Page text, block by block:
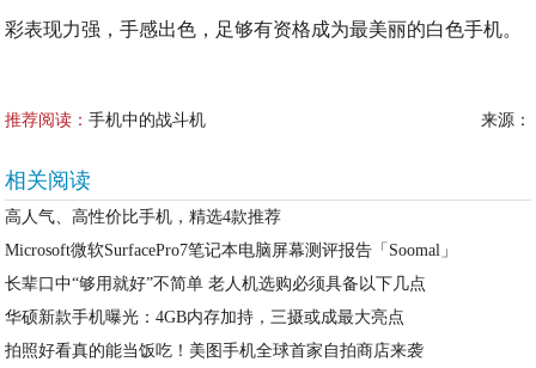
彩表现力强，手感出色，足够有资格成为最美丽的白色手机。
推荐阅读：手机中的战斗机 来源：
相关阅读
高人气、高性价比手机，精选4款推荐
Microsoft微软SurfacePro7笔记本电脑屏幕测评报告「Soomal」
长辈口中“够用就好”不简单 老人机选购必须具备以下几点
华硕新款手机曝光：4GB内存加持，三摄或成最大亮点
拍照好看真的能当饭吃！美图手机全球首家自拍商店来袭